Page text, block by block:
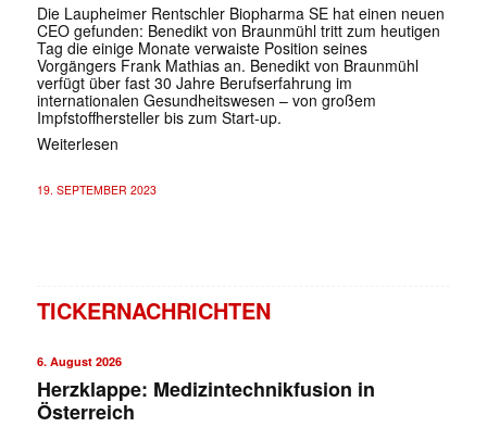
Die Laupheimer Rentschler Biopharma SE hat einen neuen
CEO gefunden: Benedikt von Braunmühl tritt zum heutigen
Tag die einige Monate verwaiste Position seines
Vorgängers Frank Mathias an. Benedikt von Braunmühl
verfügt über fast 30 Jahre Berufserfahrung im
internationalen Gesundheitswesen – von großem
Impfstoffhersteller bis zum Start-up.
Weiterlesen
19. SEPTEMBER 2023
TICKERNACHRICHTEN
6. August 2026
Herzklappe: Medizintechnikfusion in
Österreich